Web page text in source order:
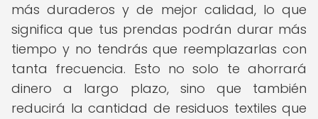
más duraderos y de mejor calidad, lo que
significa que tus prendas podrán durar más
tiempo y no tendrás que reemplazarlas con
tanta frecuencia. Esto no solo te ahorrará
dinero a largo plazo, sino que también
reducirá la cantidad de residuos textiles que